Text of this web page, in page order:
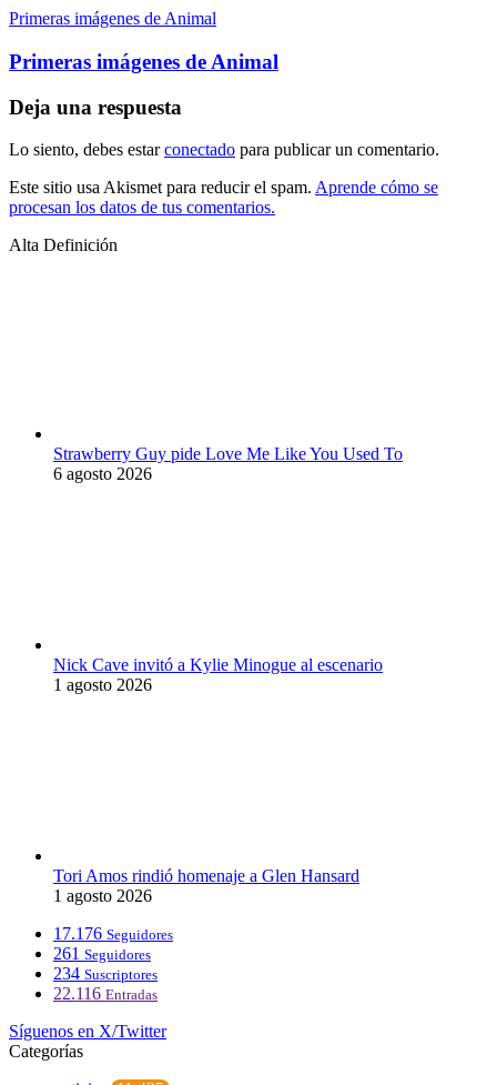
Primeras imágenes de Animal
Primeras imágenes de Animal
Deja una respuesta
Lo siento, debes estarconectado para publicar un comentario.
Este sitio usa Akismet para reducir el spam. Aprende cómo se
procesan los datos de tus comentarios.
Alta Definición
Strawberry Guy pide Love Me Like You Used To
6 agosto 2026
Nick Cave invitó a Kylie Minogue al escenario
1 agosto 2026
Tori Amos rindió homenaje a Glen Hansard
1 agosto 2026
17.176 Seguidores
261 Seguidores
234 Suscriptores
22.116 Entradas
Síguenos en X/Twitter
Categorías